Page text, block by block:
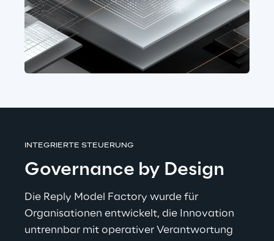
INTEGRIERTE STEUERUNG
Governance by Design
Die Reply Model Factory wurde für
Organisationen entwickelt, die Innovation
untrennbar mit operativer Verantwortung